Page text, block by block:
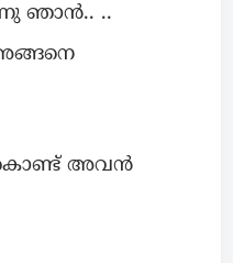
ഞാൻ.. ..
കൊണ്ട് അവന്‍